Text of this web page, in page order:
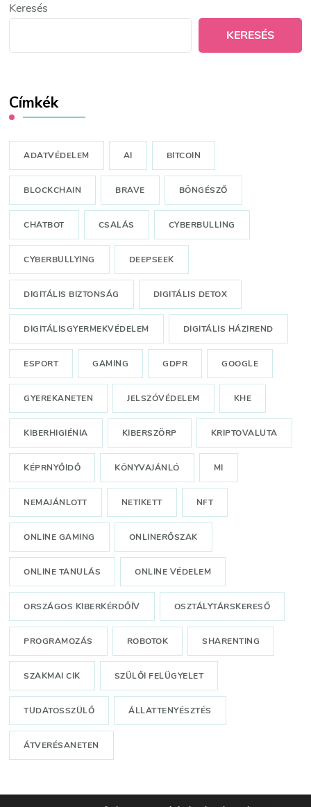
Keresés
KERESÉS
Címkék
ADATVÉDELEM AI BITCOIN
BLOCKCHAIN BRAVE BÖNGÉSZŐ
CHATBOT CSALÁS CYBERBULLING
CYBERBULLYING DEEPSEEK
DIGITÁLIS BIZTONSÁG DIGITÁLIS DETOX
DIGITÁLISGYERMEKVÉDELEM DIGITÁLIS HÁZIREND
ESPORT GAMING GDPR GOOGLE
GYEREKANETEN JELSZÓVÉDELEM KHE
KIBERHIGIÉNIA KIBERSZÖRP KRIPTOVALUTA
KÉPRNYŐIDŐ KÖNYVAJÁNLÓ MI
NEMAJÁNLOTT NETIKETT NFT
ONLINE GAMING ONLINERŐSZAK
ONLINE TANULÁS ONLINE VÉDELEM
ORSZÁGOS KIBERKÉRDŐÍV OSZTÁLYTÁRSKERESŐ
PROGRAMOZÁS ROBOTOK SHARENTING
SZAKMAI CIK SZÜLŐI FELÜGYELET
TUDATOSSZÜLŐ ÁLLATTENYÉSZTÉS
ÁTVERÉSANETEN